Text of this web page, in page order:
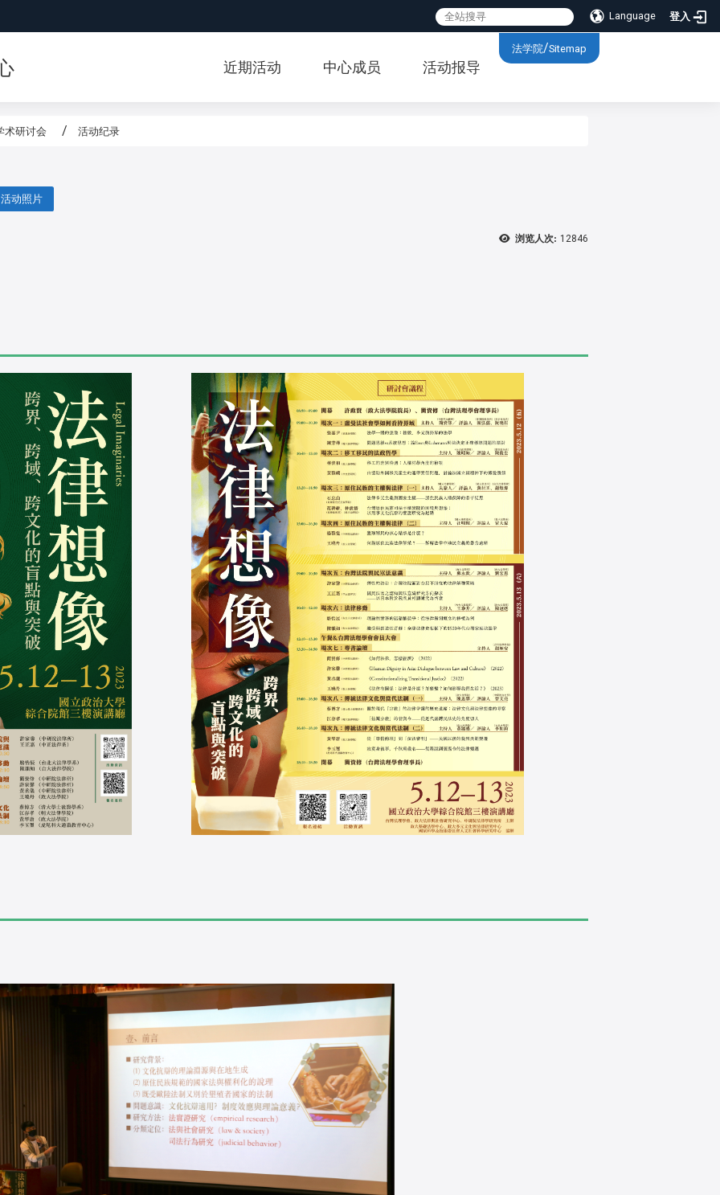
Language 登入
法学院/Sitemap
近期活动 中心成员 活动报导
术研讨会 活动纪录
活动照片
浏览人次: 12846